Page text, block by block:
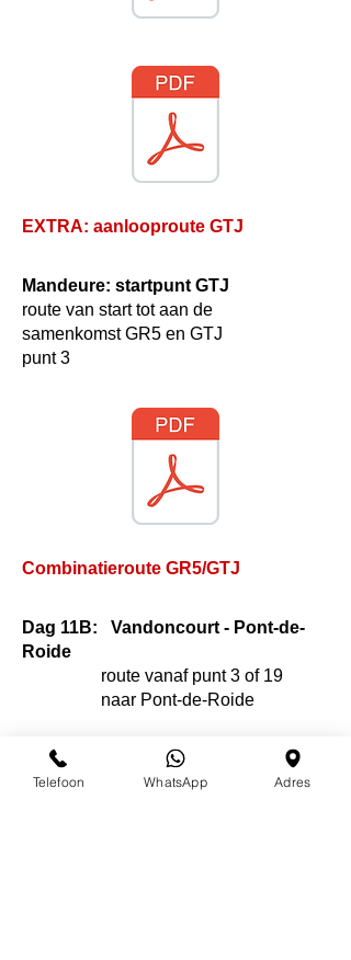
EXTRA: aanlooproute GTJ
Mandeure: startpunt GTJ
route van start tot aan de
samenkomst GR5 en GTJ
punt 3
Combinatieroute GR5/GTJ
Dag 11B: Vandoncourt - Pont-de-
Roide
route vanaf punt 3 of 19
naar Pont-de-Roide
Telefoon WhatsApp Adres